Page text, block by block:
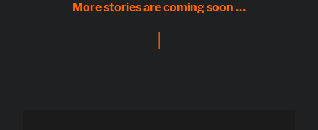
More stories are coming soon …